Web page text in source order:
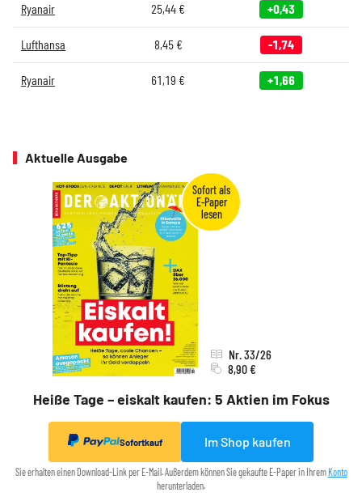
Ryanair 25,44 € +0,43
Lufthansa 8,45€ -1,74
Ryanair 61,19 € +1,66
Aktuelle Ausgabe
Heiße Tage – eiskalt kaufen: 5 Aktien im Fokus
Nr. 33/26
8,90 €
Sofortkauf Im Shop kaufen
Sie erhalten einen Download-Link per E-Mail. Außerdem können Sie gekaufte E-Paper in Ihrem Konto
herunterladen.